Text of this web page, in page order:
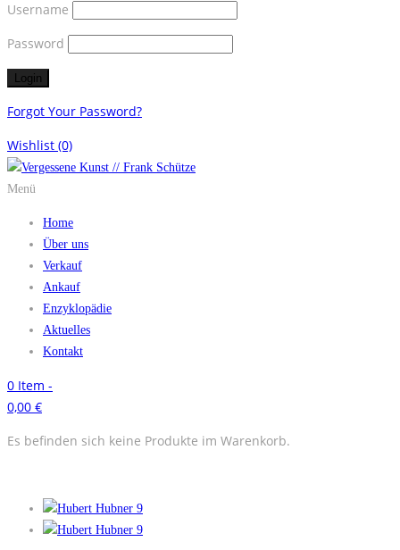
Username
Password
Forgot Your Password?
Wishlist (0)
Menü
Home
Über uns
Verkauf
Ankauf
Enzyklopädie
Aktuelles
Kontakt
0 Item -
0,00 €
Es befinden sich keine Produkte im Warenkorb.